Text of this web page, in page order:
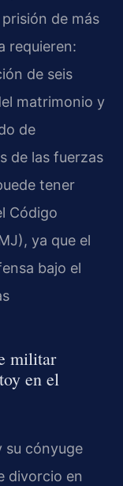
de más
requieren:
de seis
matrimonio y
de
de las fuerzas
tener
Código
ya que el
bajo el
militar
en el
su cónyuge
divorcio en